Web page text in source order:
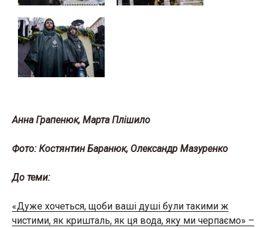
Анна Грапенюк, Марта Плішило
Фото: Костянтин Баранюк, Олександр Мазуренко
До теми:
«Дуже хочеться, щоби ваші душі були такими ж
чистими, як кришталь, як ця вода, яку ми черпаємо» –